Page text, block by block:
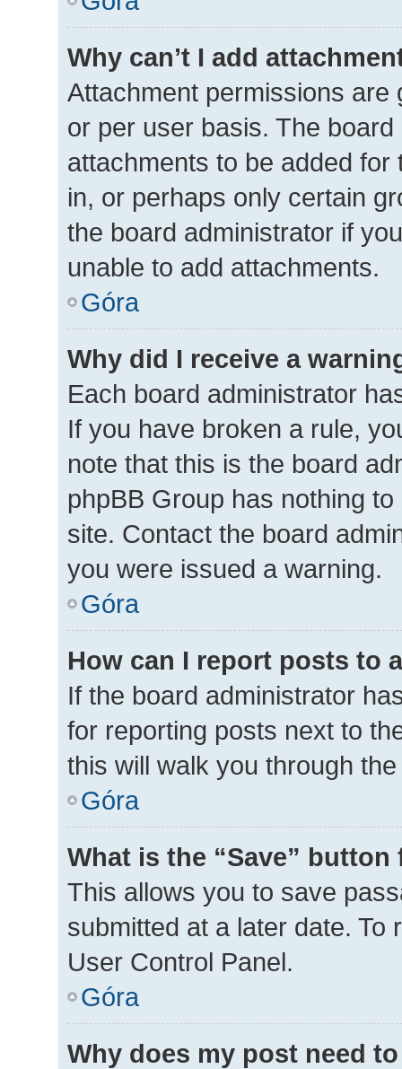
Why can’t I add
Attachment permissions
or per user basis. The
attachments to be added
in, or perhaps only certain
the board administrator if
unable to add attachments.
Góra
Why did I receive a
Each board administrator
If you have broken a rule,
note that this is the board
phpBB Group has nothing
site. Contact the board
you were issued a warning.
Góra
How can I report posts to
If the board administrator
for reporting posts next to
this will walk you through
Góra
What is the “Save”
This allows you to save
submitted at a later date.
User Control Panel.
Góra
Why does my post need